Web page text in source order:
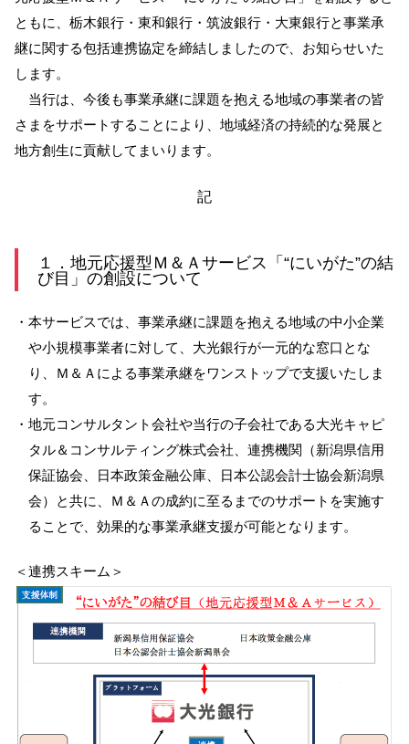
サービスのご案内 ログイン
（たいこうNaviをご利用のお客さま向け）
サービスのご案内
※たいこうNaviはウェルスナビ株式会社が提供するサービスです。
法人のお客さま
たいこうオフィスe-バンキング
NBセンター
サービスのご案内
たいこうでんさいサービス
サービスのご案内
Taiko Big Advance
サービスのご案内
ともに、栃木銀行・東和銀行・筑波銀行・大東銀行と事業承
継に関する包括連携協定を締結しましたので、お知らせいた
します。
当行は、今後も事業承継に課題を抱える地域の事業者の皆
さまをサポートすることにより、地域経済の持続的な発展と
地方創生に貢献してまいります。
記
１．地元応援型Ｍ＆Ａサービス「“にいがた”の結
び目」の創設について
・本サービスでは、事業承継に課題を抱える地域の中小企業
や小規模事業者に対して、大光銀行が一元的な窓口とな
り、Ｍ＆Ａによる事業承継をワンストップで支援いたしま
す。
・地元コンサルタント会社や当行の子会社である大光キャピ
タル＆コンサルティング株式会社、連携機関（新潟県信用
保証協会、日本政策金融公庫、日本公認会計士協会新潟県
会）と共に、Ｍ＆Ａの成約に至るまでのサポートを実施す
ることで、効果的な事業承継支援が可能となります。
＜連携スキーム＞